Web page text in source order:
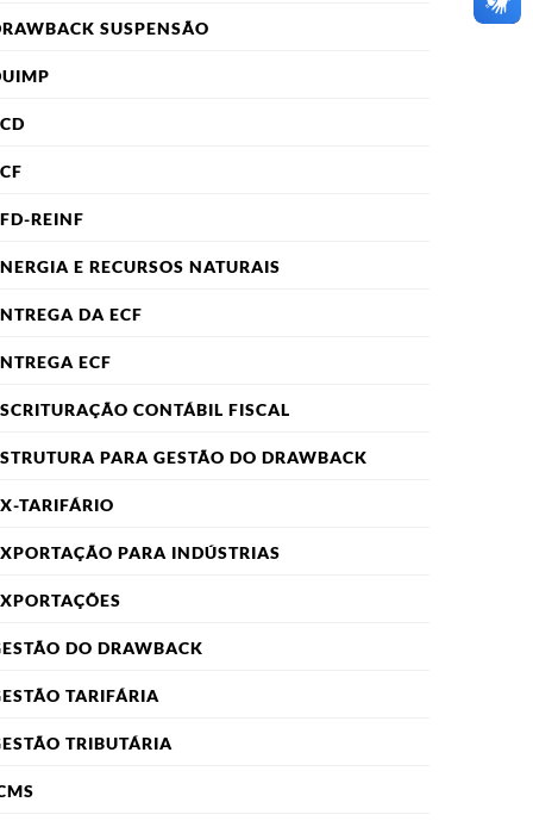
SUSPENSÃO
REINF
E RECURSOS NATURAIS
DA ECF
ECF
CONTÁBIL FISCAL
PARA GESTÃO DO DRAWBACK
TARIFÁRIO
PARA INDÚSTRIAS
DO DRAWBACK
TARIFÁRIA
TRIBUTÁRIA